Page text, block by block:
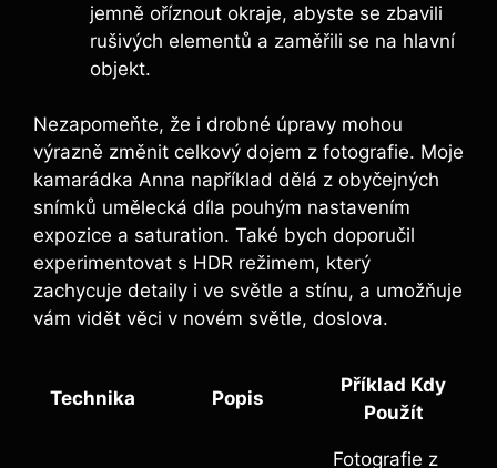
jemně oříznout okraje, abyste se zbavili
rušivých elementů a zaměřili se na hlavní
objekt.
Nezapomeňte, že i drobné úpravy mohou
výrazně změnit celkový dojem z fotografie. Moje
kamarádka Anna například dělá z obyčejných
snímků umělecká díla pouhým nastavením
expozice a saturation. Také bych doporučil
experimentovat s HDR režimem, který
zachycuje detaily i ve světle a stínu, a umožňuje
vám vidět věci v novém světle, doslova.
Technika Popis
Příklad Kdy
Použít
Fotografie z